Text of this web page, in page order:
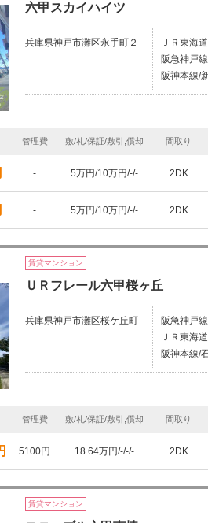
六甲スカイハイツ
兵庫県神戸市灘区永手町２
ＪＲ東海
阪急神戸
阪神本線/
管理費 敷/礼/保証/敷引,償却 間取り
- 5万円/10万円/-/- 2DK
- 5万円/10万円/-/- 2DK
賃貸マンション
ＵＲフレール六甲桜ヶ丘
兵庫県神戸市灘区桜ケ丘町
阪急神戸
ＪＲ東海
阪神本線/
管理費 敷/礼/保証/敷引,償却 間取り
5100円 18.64万円/-/-/- 2DK
賃貸マンション